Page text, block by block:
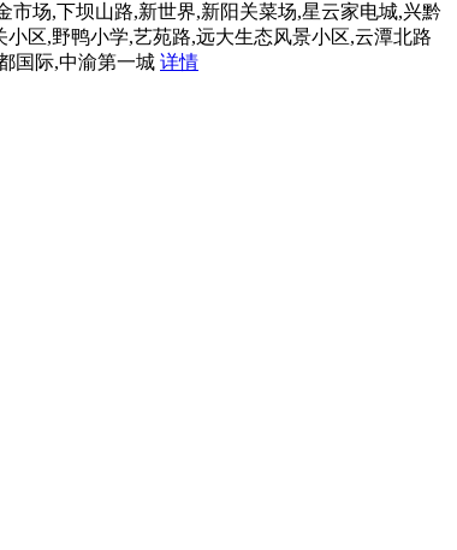
场,下坝山路,新世界,新阳关菜场,星云家电城,兴黔
区,野鸭小学,艺苑路,远大生态风景小区,云潭北路
国际,中渝第一城 详情